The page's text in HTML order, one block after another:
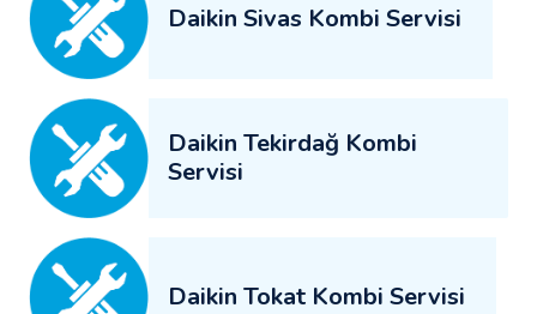
Daikin Sivas Kombi Servisi
Daikin Tekirdağ Kombi
Servisi
Daikin Tokat Kombi Servisi